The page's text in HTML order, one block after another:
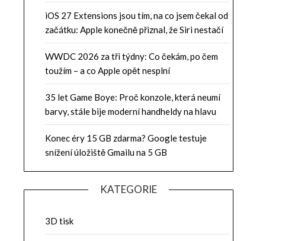
iOS 27 Extensions jsou tím, na co jsem čekal od
začátku: Apple konečně přiznal, že Siri nestačí
WWDC 2026 za tři týdny: Co čekám, po čem
toužím – a co Apple opět nesplní
35 let Game Boye: Proč konzole, která neumí
barvy, stále bije moderní handheldy na hlavu
Konec éry 15 GB zdarma? Google testuje
snížení úložiště Gmailu na 5 GB
KATEGORIE
3D tisk